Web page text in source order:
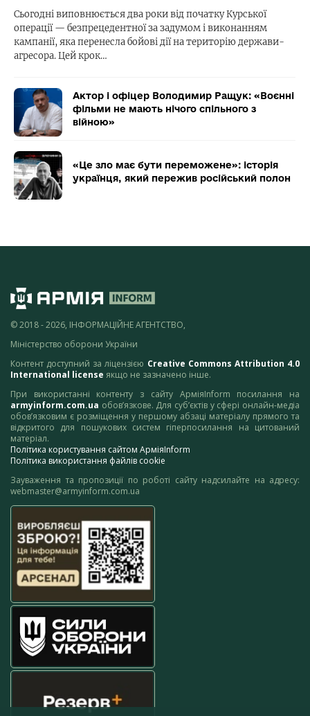
Сьогодні виповнюється два роки від початку Курської
операції — безпрецедентної за задумом і виконанням
кампанії, яка перенесла бойові дії на територію держави-
агресора. Цей крок…
Актор і офіцер Володимир Ращук: «Воєнні
фільми не мають нічого спільного з
війною»
«Це зло має бути переможене»: історія
українця, який пережив російський полон
© 2018 - 2026, ІНФОРМАЦІЙНЕ АГЕНТСТВО,
Міністерство оборони України
Контент доступний за ліцензією Creative Commons Attribution 4.0
International license якщо не зазначено інше.
При використанні контенту з сайту АрміяInform посилання на
armyinform.com.ua обов’язкове. Для суб’єктів у сфері онлайн-медіа
обов’язковим є розміщення у першому абзаці матеріалу прямого та
відкритого для пошукових систем гіперпосилання на цитований
матеріал.
Політика користування сайтом АрміяInform
Політика використання файлів cookie
Зауваження та пропозиції по роботі сайту надсилайте на адресу:
webmaster@armyinform.com.ua